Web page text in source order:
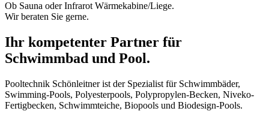
Ob Sauna oder Infrarot Wärmekabine/Liege.
Wir beraten Sie gerne.
Ihr kompetenter Partner für
Schwimmbad und Pool.
Pooltechnik Schönleitner ist der Spezialist für Schwimmbäder,
Swimming-Pools, Polyesterpools, Polypropylen-Becken, Niveko-
Fertigbecken, Schwimmteiche, Biopools und Biodesign-Pools.